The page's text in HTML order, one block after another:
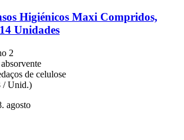
Higiénicos Maxi Compridos,
Unidades
2
de celulose
/ Unid.)
agosto